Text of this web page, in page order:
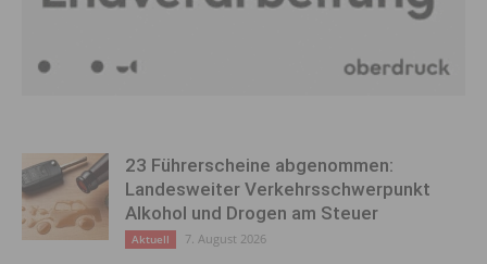
23 Führerscheine abgenommen:
Landesweiter Verkehrsschwerpunkt
Alkohol und Drogen am Steuer
Aktuell 7. August 2026